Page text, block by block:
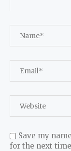
Save my
for the next